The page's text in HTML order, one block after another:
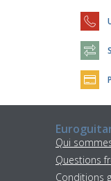
Qui
Questions
Conditions